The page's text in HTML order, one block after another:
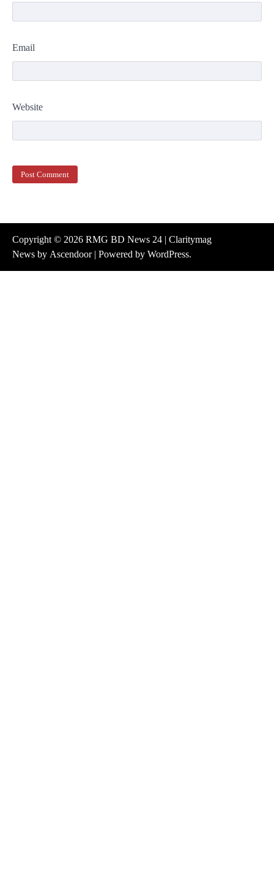
Email
Website
Copyright © 2026 RMG BD News 24 | Claritymag
News by Ascendoor| Powered by WordPress.